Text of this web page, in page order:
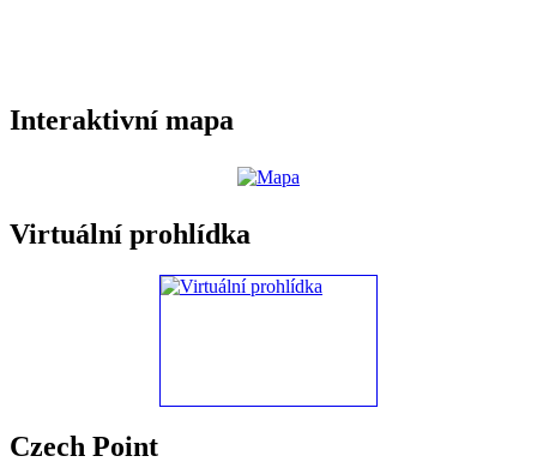
Interaktivní mapa
Virtuální prohlídka
Czech Point